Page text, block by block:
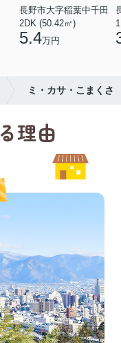
長野市大字稲葉中千田
2DK (50.42㎡)
5.4万円
ミ・カサ・こまくさ
理由